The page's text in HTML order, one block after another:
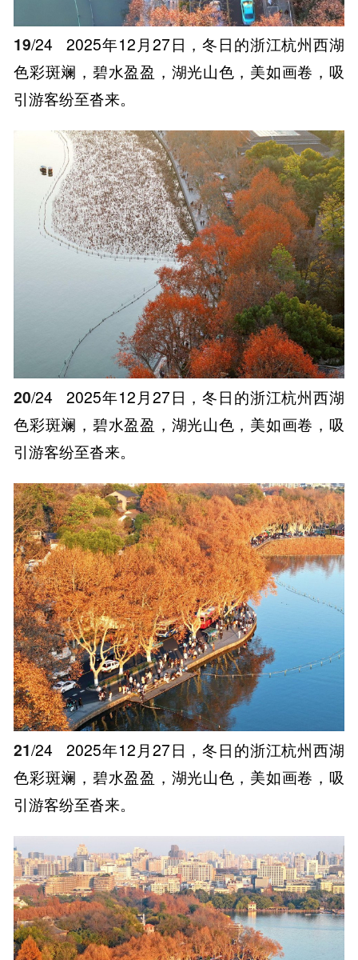
19/24
2025年12月27日，冬日的浙江杭州西湖
色彩斑斓，碧水盈盈，湖光山色，美如画卷，吸
引游客纷至沓来。
20/24
2025年12月27日，冬日的浙江杭州西湖
色彩斑斓，碧水盈盈，湖光山色，美如画卷，吸
引游客纷至沓来。
21/24
2025年12月27日，冬日的浙江杭州西湖
色彩斑斓，碧水盈盈，湖光山色，美如画卷，吸
引游客纷至沓来。